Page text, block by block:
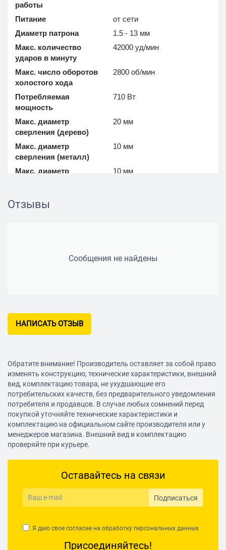
работы
Питание
от сети
Диаметр патрона
1.5 - 13 мм
Макс. количество
ударов в минуту
42000 уд/мин
Макс. число оборотов
холостого хода
2800 об/мин
Потребляемая
мощность
710 Вт
Макс. диаметр
сверления (дерево)
20 мм
Макс. диаметр
сверления (металл)
10 мм
Макс. диаметр
10 мм
Функции и возможности
регулировка частоты
Приспособления
Вес
1.9 кг
Отзывы
Сообщения не найдены
НАПИСАТЬ ОТЗЫВ
Обратите внимание! Производитель оставляет за собой право
изменять конструкцию, технические характеристики, внешний
вид, комплектацию товара, не ухудшающие его
потребительских качеств, без предварительного уведомления
потребителя и продавцов. В случае любых сомнений перед
покупкой уточняйте технические характеристики и
комплектацию на официальном сайте производителя или у
менеджеров магазина. Внешний вид и комплектацию
проверяйте при курьере.
Оставайтесь на связи
Подписаться
Я даю свое согласие на обработку персональных данных
Присоединяйтесь!